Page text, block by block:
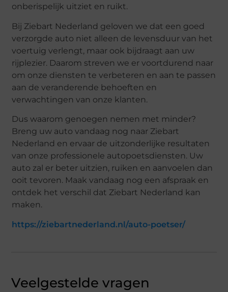
onberispelijk uitziet en ruikt.
Bij Ziebart Nederland geloven we dat een goed
verzorgde auto niet alleen de levensduur van het
voertuig verlengt, maar ook bijdraagt aan uw
rijplezier. Daarom streven we er voortdurend naar
om onze diensten te verbeteren en aan te passen
aan de veranderende behoeften en
verwachtingen van onze klanten.
Dus waarom genoegen nemen met minder?
Breng uw auto vandaag nog naar Ziebart
Nederland en ervaar de uitzonderlijke resultaten
van onze professionele autopoetsdiensten. Uw
auto zal er beter uitzien, ruiken en aanvoelen dan
ooit tevoren. Maak vandaag nog een afspraak en
ontdek het verschil dat Ziebart Nederland kan
maken.
https://ziebartnederland.nl/auto-poetser/
Veelgestelde vragen